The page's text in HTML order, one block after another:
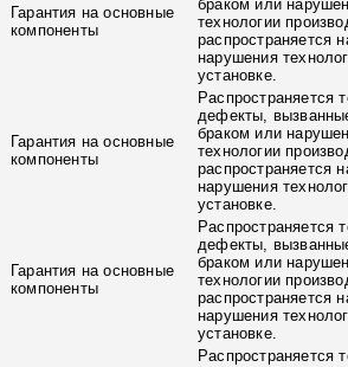
Гарантия на основные
компоненты
браком или
технологии
распространяется
нарушения
установке.
Гарантия на основные
компоненты
Распространяется
дефекты,
браком или
технологии
распространяется
нарушения
установке.
Гарантия на основные
компоненты
Распространяется
дефекты,
браком или
технологии
распространяется
нарушения
установке.
Распространяется